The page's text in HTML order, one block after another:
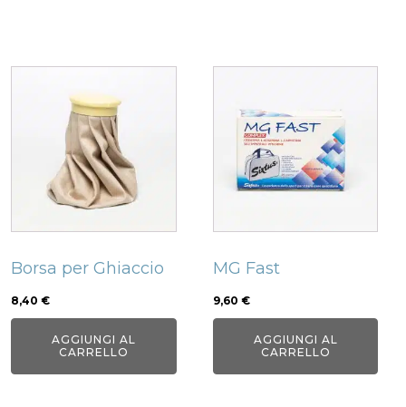
Borsa per Ghiaccio
8,40 €
AGGIUNGI AL
CARRELLO
MG Fast
9,60 €
AGGIUNGI AL
CARRELLO